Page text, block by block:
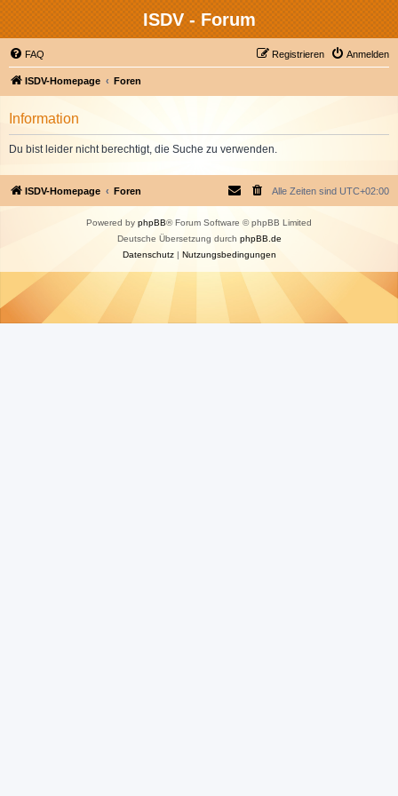
ISDV - Forum
FAQ Anmelden
Registrieren
ISDV-Homepage Foren
Information
Du bist leider nicht berechtigt, die Suche zu verwenden.
ISDV-Homepage Foren Alle Zeiten sind UTC+02:00
Powered by phpBB® Forum Software © phpBB Limited
Deutsche Übersetzung durch phpBB.de
Datenschutz| Nutzungsbedingungen